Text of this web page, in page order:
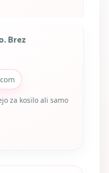
Brez
za kosilo ali samo